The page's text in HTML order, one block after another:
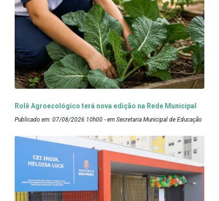
Rolê Agroecológico terá nova edição na Rede Municipal
Publicado em: 07/08/2026 10h00 - em Secretaria Municipal de Educação